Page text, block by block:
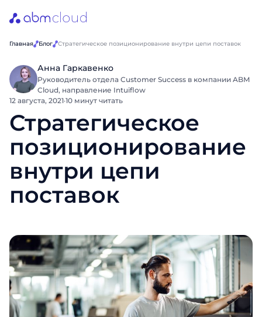
Главная Блог Стратегическое позиционирование внутри цепи поставок
Анна Гаркавенко
Руководитель отдела Customer Success в компании ABM
Cloud, направление Intuiflow
12 августа, 2021·10 минут читать
Стратегическое
позиционирование
внутри цепи
поставок